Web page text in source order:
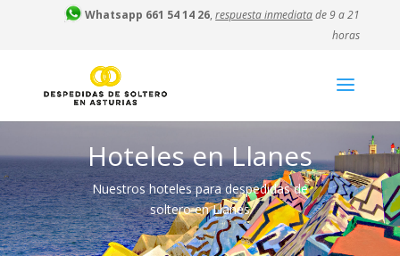
Whatsapp 661 54 14 26,respuesta inmediatade 9 a 21
horas
Hoteles en Llanes
Nuestros hoteles para despedidas de
soltero en Llanes